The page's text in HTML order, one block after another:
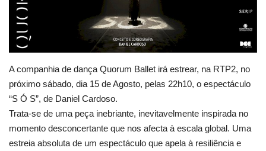
Saúde
Ficha técnica
Cultura
Lazer
Ambiente
A companhia de dança Quorum Ballet irá estrear, na RTP2, no
próximo sábado, dia 15 de Agosto, pelas 22h10, o espectáculo
“S Ó S”, de Daniel Cardoso.
Trata-se de uma peça inebriante, inevitavelmente inspirada no
momento desconcertante que nos afecta à escala global. Uma
estreia absoluta de um espectáculo que apela à resiliência e